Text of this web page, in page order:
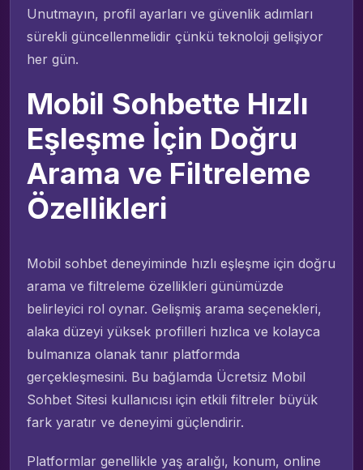
Unutmayın, profil ayarları ve güvenlik adımları
sürekli güncellenmelidir çünkü teknoloji gelişiyor
her gün.
Mobil Sohbette Hızlı
Eşleşme İçin Doğru
Arama ve Filtreleme
Özellikleri
Mobil sohbet deneyiminde hızlı eşleşme için doğru
arama ve filtreleme özellikleri günümüzde
belirleyici rol oynar. Gelişmiş arama seçenekleri,
alaka düzeyi yüksek profilleri hızlıca ve kolayca
bulmanıza olanak tanır platformda
gerçekleşmesini. Bu bağlamda Ücretsiz Mobil
Sohbet Sitesi kullanıcısı için etkili filtreler büyük
fark yaratır ve deneyimi güçlendirir.
Platformlar genellikle yaş aralığı, konum, online